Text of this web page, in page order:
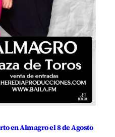
en Almagro el 8 de Agosto